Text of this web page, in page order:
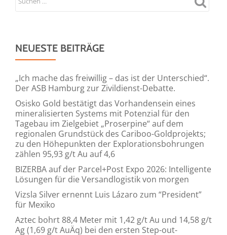
NEUESTE BEITRÄGE
„Ich mache das freiwillig – das ist der Unterschied“.
Der ASB Hamburg zur Zivildienst-Debatte.
Osisko Gold bestätigt das Vorhandensein eines
mineralisierten Systems mit Potenzial für den
Tagebau im Zielgebiet „Proserpine“ auf dem
regionalen Grundstück des Cariboo-Goldprojekts;
zu den Höhepunkten der Explorationsbohrungen
zählen 95,93 g/t Au auf 4,6
BIZERBA auf der Parcel+Post Expo 2026: Intelligente
Lösungen für die Versandlogistik von morgen
Vizsla Silver ernennt Luis Lázaro zum “President”
für Mexiko
Aztec bohrt 88,4 Meter mit 1,42 g/t Au und 14,58 g/t
Ag (1,69 g/t AuÄq) bei den ersten Step-out-